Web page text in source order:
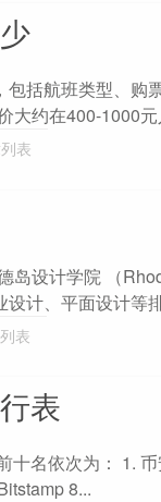
括航班类型、购
大约在400-1000元
表
岛设计学院 （
计、平面设计等
表
表
名依次为： 1.
8...